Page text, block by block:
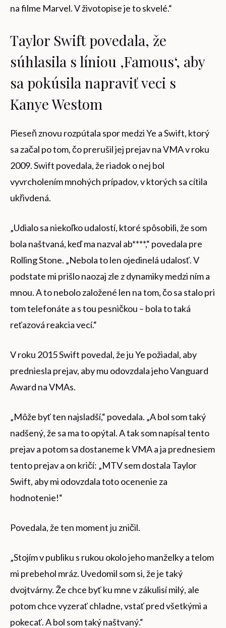
na filme Marvel. V životopise je to skvelé.“
Taylor Swift povedala, že
súhlasila s líniou ‚Famous‘, aby
sa pokúsila napraviť veci s
Kanye Westom
Pieseň znovu rozpútala spor medzi Ye a Swift, ktorý
sa začal po tom, čo prerušil jej prejav na VMA v roku
2009. Swift povedala, že riadok o nej bol
vyvrcholením mnohých prípadov, v ktorých sa cítila
ukřivdená.
„Udialo sa niekoľko udalostí, ktoré spôsobili, že som
bola naštvaná, keď ma nazval ab****,“ povedala pre
Rolling Stone. „Nebola to len ojedinelá udalosť. V
podstate mi prišlo naozaj zle z dynamiky medzi ním a
mnou. A to nebolo založené len na tom, čo sa stalo pri
tom telefonáte a s tou pesničkou – bola to taká
reťazová reakcia vecí.“
V roku 2015 Swift povedal, že ju Ye požiadal, aby
predniesla prejav, aby mu odovzdala jeho Vanguard
Award na VMAs.
„Môže byť ten najsladší,“ povedala. „A bol som taký
nadšený, že sa ma to opýtal. A tak som napísal tento
prejav a potom sa dostaneme k VMA a ja prednesiem
tento prejav a on kričí: „MTV sem dostala Taylor
Swift, aby mi odovzdala toto ocenenie za
hodnotenie!“
Povedala, že ten moment ju zničil.
„Stojím v publiku s rukou okolo jeho manželky a telom
mi prebehol mráz. Uvedomil som si, že je taký
dvojtvárny. Že chce byť ku mne v zákulisí milý, ale
potom chce vyzerať chladne, vstať pred všetkými a
pokecať. A bol som taký naštvaný.“